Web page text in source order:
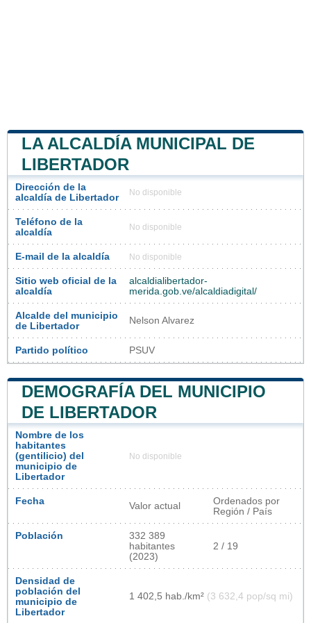
LA ALCALDÍA MUNICIPAL DE
LIBERTADOR
Dirección de la
alcaldía de Libertador
No disponible
Teléfono de la
alcaldía
No disponible
E-mail de la alcaldía No disponible
Sitio web oficial de la
alcaldía
alcaldialibertador-
merida.gob.ve/alcaldiadigital/
Alcalde del municipio
de Libertador
Nelson Alvarez
Partido político PSUV
DEMOGRAFÍA DEL MUNICIPIO
DE LIBERTADOR
Nombre de los
habitantes
(gentilicio) del
municipio de
Libertador
No disponible
Fecha Valor actual
Ordenados por
Región / País
Población
332 389
habitantes
(2023)
2 / 19
Densidad de
población del
municipio de
Libertador
1 402,5 hab./km² (3 632,4 pop/sq mi)